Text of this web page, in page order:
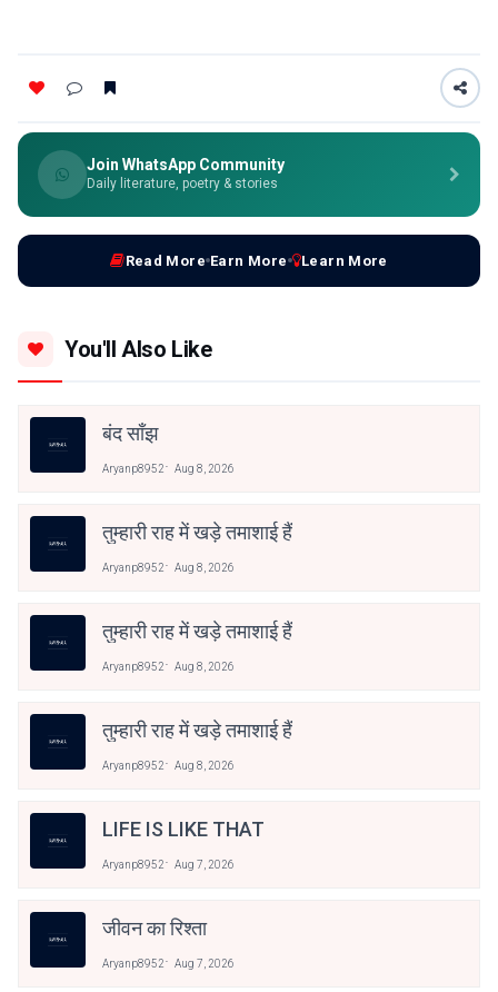
Join WhatsApp Community
Daily literature, poetry & stories
Read More Earn More Learn More
You'll Also Like
बंद साँझ
Aryanp8952 Aug 8, 2026
तुम्हारी राह में खड़े तमाशाई हैं
Aryanp8952 Aug 8, 2026
तुम्हारी राह में खड़े तमाशाई हैं
Aryanp8952 Aug 8, 2026
तुम्हारी राह में खड़े तमाशाई हैं
Aryanp8952 Aug 8, 2026
LIFE IS LIKE THAT
Aryanp8952 Aug 7, 2026
जीवन का रिश्ता
Aryanp8952 Aug 7, 2026